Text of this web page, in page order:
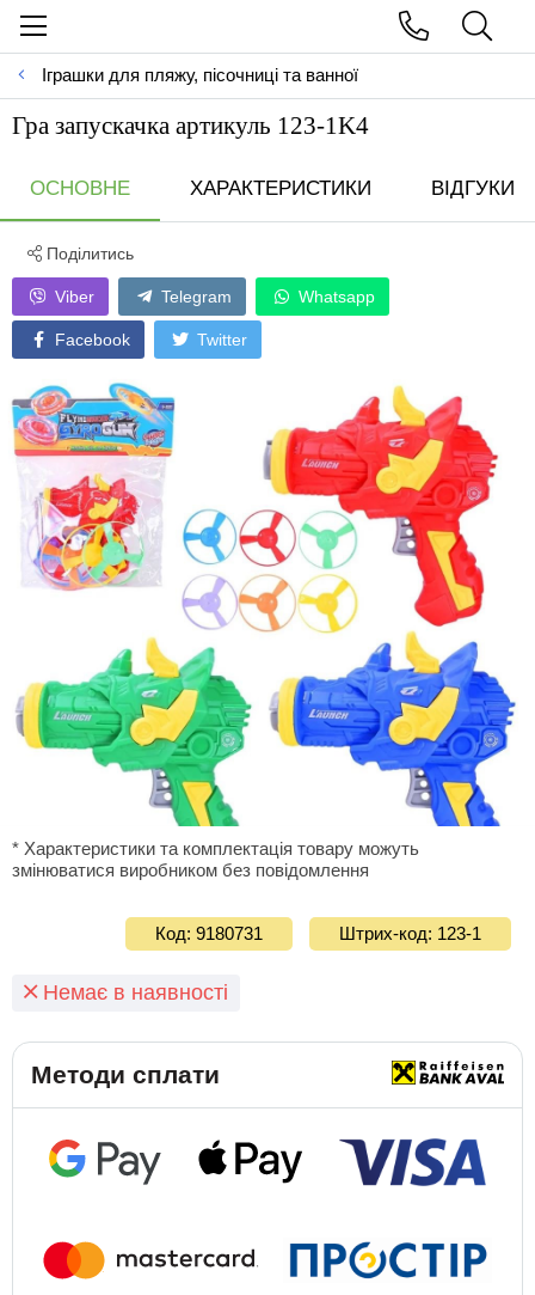
Іграшки для пляжу, пісочниці та ванної
Гра запускачка артикуль 123-1K4
ОСНОВНЕ ХАРАКТЕРИСТИКИ ВІДГУКИ
Поділитись
Viber Telegram Whatsapp
Facebook Twitter
* Характеристики та комплектація товару можуть
змінюватися виробником без повідомлення
Код: 9180731 Штрих-код: 123-1
Немає в наявності
Методи сплати